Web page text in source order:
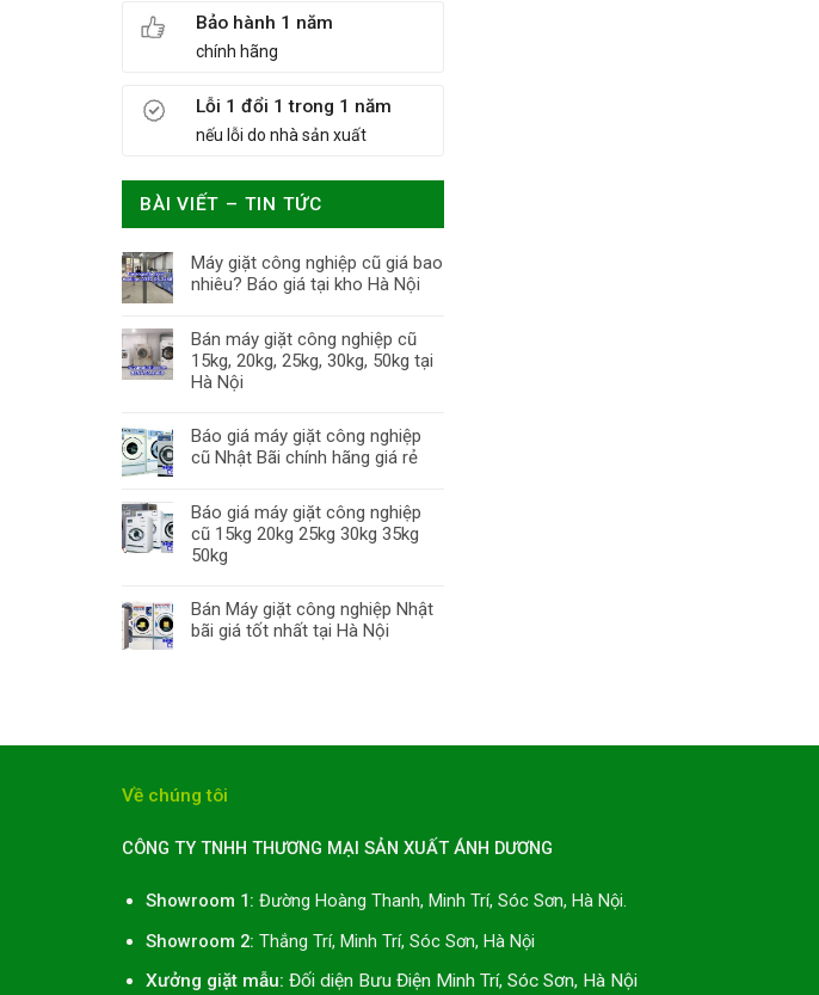
Bảo hành 1 năm
chính hãng
Lỗi 1 đổi 1 trong 1 năm
nếu lỗi do nhà sản xuất
BÀI VIẾT – TIN TỨC
Máy giặt công nghiệp cũ giá bao
nhiêu? Báo giá tại kho Hà Nội
Bán máy giặt công nghiệp cũ
15kg, 20kg, 25kg, 30kg, 50kg tại
Hà Nội
Báo giá máy giặt công nghiệp
cũ Nhật Bãi chính hãng giá rẻ
Báo giá máy giặt công nghiệp
cũ 15kg 20kg 25kg 30kg 35kg
50kg
Bán Máy giặt công nghiệp Nhật
bãi giá tốt nhất tại Hà Nội
Về chúng tôi
CÔNG TY TNHH THƯƠNG MẠI SẢN XUẤT ÁNH DƯƠNG
Showroom 1: Đường Hoàng Thanh, Minh Trí, Sóc Sơn, Hà Nội.
Showroom 2: Thắng Trí, Minh Trí, Sóc Sơn, Hà Nội
Xưởng giặt mẫu: Đối diện Bưu Điện Minh Trí, Sóc Sơn, Hà Nội